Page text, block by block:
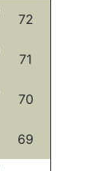
72
71
70
69